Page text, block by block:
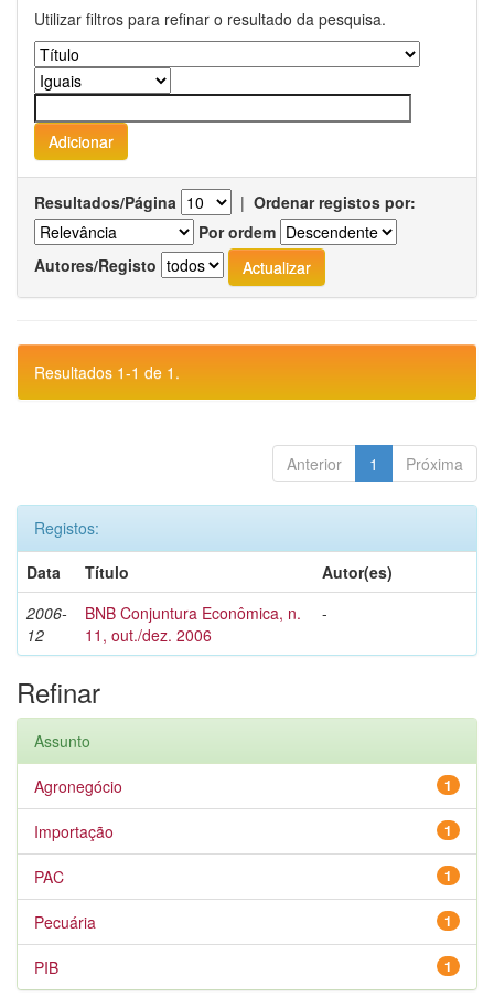
Utilizar filtros para refinar o resultado da pesquisa.
Resultados/Página | Ordenar registos por:
Por ordem
Autores/Registo
Resultados 1-1 de 1.
Anterior 1 Próxima
Registos:
Data
Título
Autor(es)
2006-
12
BNB Conjuntura Econômica, n.
11, out./dez. 2006
-
Refinar
Assunto
1
Agronegócio
1
Importação
1
PAC
1
Pecuária
1
PIB